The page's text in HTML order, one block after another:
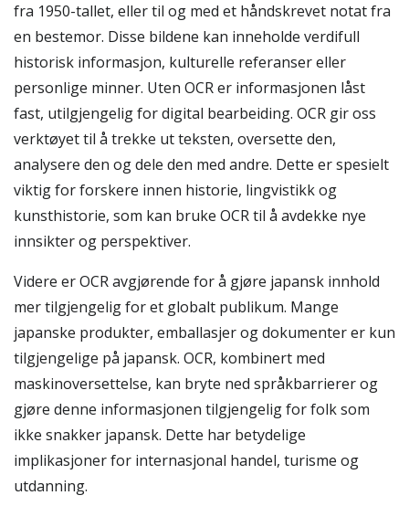
fra 1950-tallet, eller til og med et håndskrevet notat fra
en bestemor. Disse bildene kan inneholde verdifull
historisk informasjon, kulturelle referanser eller
personlige minner. Uten OCR er informasjonen låst
fast, utilgjengelig for digital bearbeiding. OCR gir oss
verktøyet til å trekke ut teksten, oversette den,
analysere den og dele den med andre. Dette er spesielt
viktig for forskere innen historie, lingvistikk og
kunsthistorie, som kan bruke OCR til å avdekke nye
innsikter og perspektiver.
Videre er OCR avgjørende for å gjøre japansk innhold
mer tilgjengelig for et globalt publikum. Mange
japanske produkter, emballasjer og dokumenter er kun
tilgjengelige på japansk. OCR, kombinert med
maskinoversettelse, kan bryte ned språkbarrierer og
gjøre denne informasjonen tilgjengelig for folk som
ikke snakker japansk. Dette har betydelige
implikasjoner for internasjonal handel, turisme og
utdanning.